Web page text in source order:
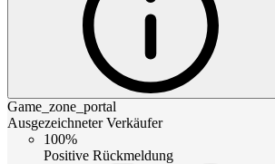
Game_zone_portal
Ausgezeichneter Verkäufer
100%
Positive Rückmeldung